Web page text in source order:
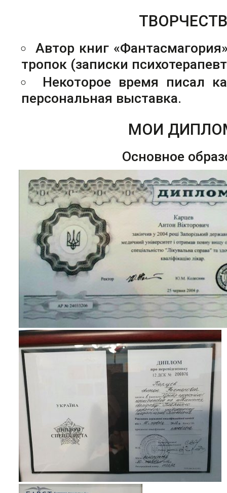
Автор книг
тропок (записки
Некоторое время писал
персональная выставка.
МОИ
Основное